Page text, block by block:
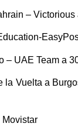
– Victorious
– UAE Team a
la Vuelta a
Movistar